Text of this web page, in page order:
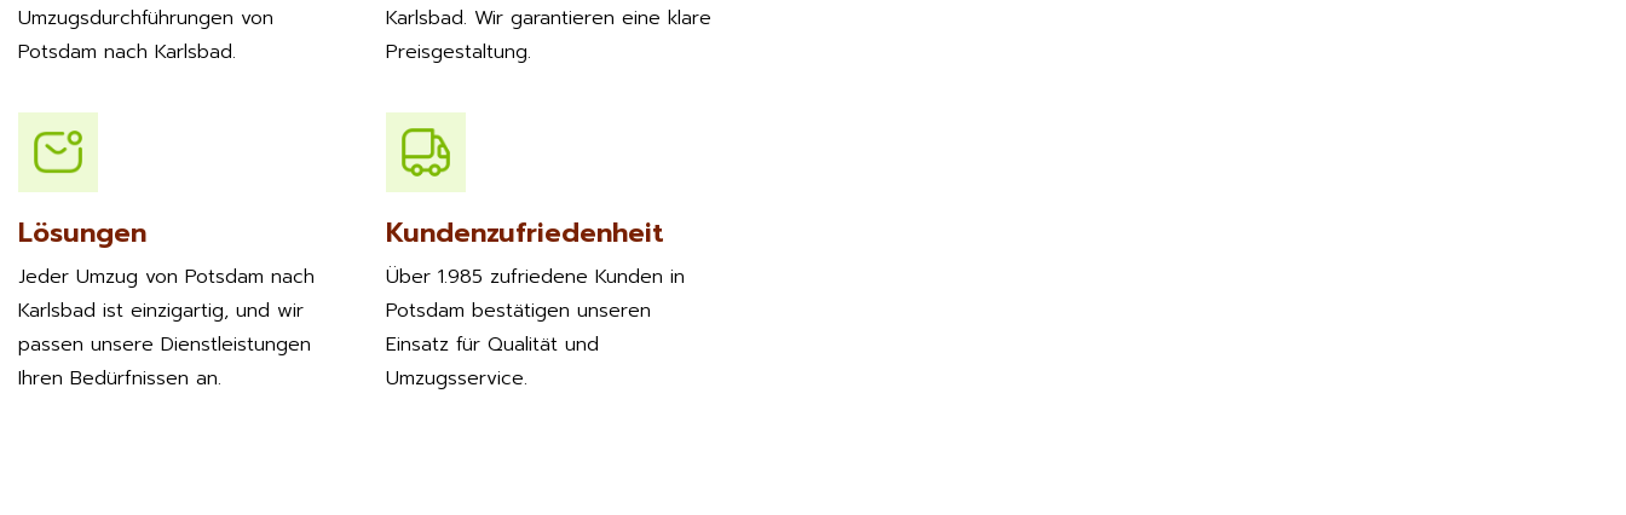
Umzugsdurchführungen von
Potsdam nach Karlsbad.
Lösungen
Jeder Umzug von Potsdam nach
Karlsbad ist einzigartig, und wir
passen unsere Dienstleistungen
Ihren Bedürfnissen an.
Karlsbad. Wir garantieren eine klare
Preisgestaltung.
Kundenzufriedenheit
Über 1.985 zufriedene Kunden in
Potsdam bestätigen unseren
Einsatz für Qualität und
Umzugsservice.